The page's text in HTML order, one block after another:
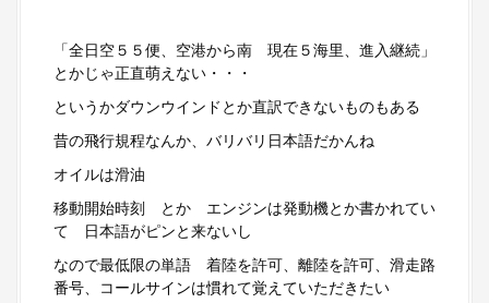
「全日空５５便、空港から南 現在５海里、進入継続」
とかじゃ正直萌えない・・・
というかダウンウインドとか直訳できないものもある
昔の飛行規程なんか、バリバリ日本語だかんね
オイルは滑油
移動開始時刻 とか エンジンは発動機とか書かれてい
て 日本語がピンと来ないし
なので最低限の単語 着陸を許可、離陸を許可、滑走路
番号、コールサインは慣れて覚えていただきたい